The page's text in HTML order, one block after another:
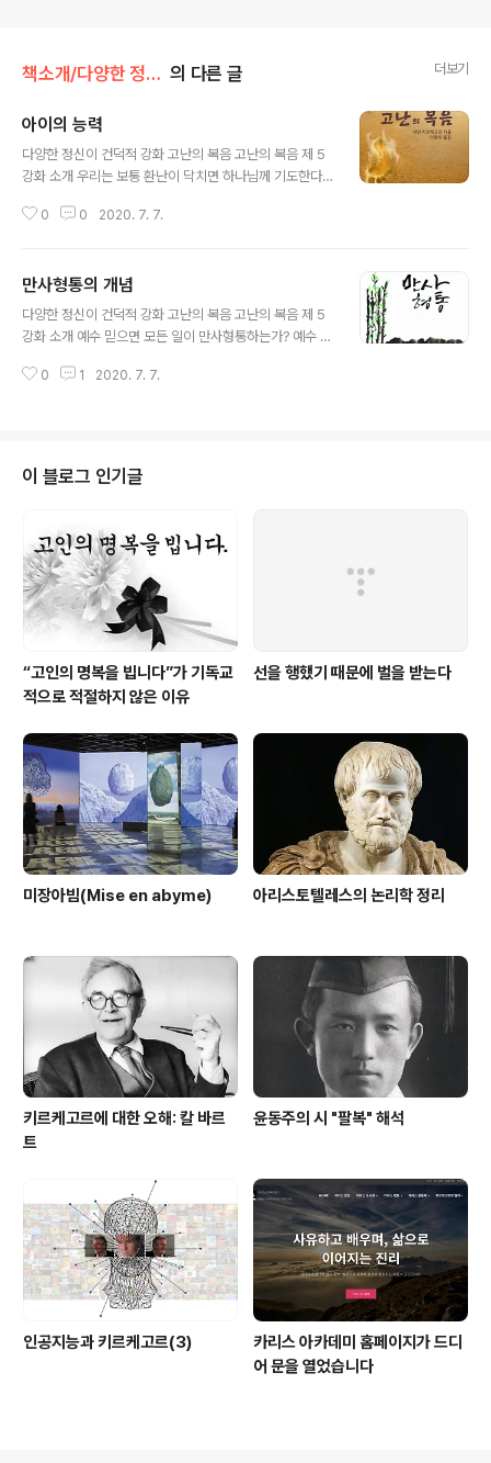
책소개/다양한 정신의 건덕적 강화 의 다른 글 더보기
아이의 능력
다양한 정신이 건덕적 강화 고난의 복음 고난의 복음 제 5
강화 소개 우리는 보통 환난이 닥치면 하나님께 기도한다.
것이다. 환난은 우리에게 달갑지 않다. 우리의 앞길을 막는
열심히 노력하다가도 환난을 만나게 되면 잠시 멈춰야 한
다. 왜냐하면 환난은 장애물이고, 장애물을 만났다는 것은
혹시 이 길이 맞는지 생각해 봐야 하기 때문이다. 게다가 우
운 일이 닥치면 주변사람들부터 충고하기 시작한다. 욥에
0 0 2020. 7. 7.
만사형통의 개념
다양한 정신이 건덕적 강화 고난의 복음 고난의 복음 제 5
강화 소개 예수 믿으면 모든 일이 만사형통하는가? 예수 믿
젠가는 형통하리라는 생각이다. 문제는 이런 “형통”의 개
길 다가도록 예수 인도하시니 내 주 안에 있는 긍휼 어찌 의
심하리요 믿음으로 사는 자는 하늘 위로 받겠네 무슨 일을
님이 함께 하시기 때문에 언젠가는 형통한다. 이런 생각으
로 성경 속에서 형통이라는 단어를 찾아보라. 아마 다른 곳
에서는 자의적으로 해석할..
0 1 2020. 7. 7.
이 블로그 인기글
“고인의 명복을 빕니다”가 기독교
적으로 적절하지 않은 이유
선을 행했기 때문에 벌을 받는다
미장아빔(Mise en abyme) 아리스토텔레스의 논리학 정리
키르케고르에 대한 오해: 칼 바르
트
윤동주의 시 "팔복" 해석
인공지능과 키르케고르(3)
카리스 아카데미 홈페이지가 드디
어 문을 열었습니다